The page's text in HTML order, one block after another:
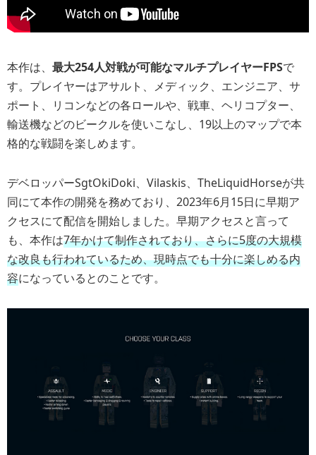
本作は、 最大254人対戦が可能なマルチプレイヤーFPSで
す。プレイヤーはアサルト、メディック、エンジニア、サ
ポート、リコンなどの各ロールや、戦車、ヘリコプター、
輸送機などのビークルを使いこなし、19以上のマップで本
格的な戦闘を楽しめます。
デベロッパーSgtOkiDoki、Vilaskis、TheLiquidHorseが共
同にて本作の開発を務めており、2023年6月15日に早期ア
クセスにて配信を開始しました。早期アクセスと言って
も、本作は7年かけて制作されており、さらに5度の大規模
な改良も行われているため、現時点でも十分に楽しめる内
容になっているとのことです。